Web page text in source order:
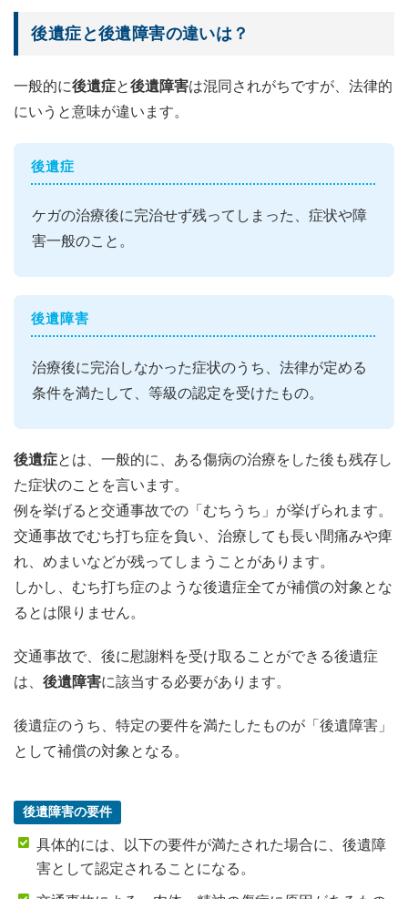
後遺症と後遺障害の違いは？
一般的に後遺症と後遺障害は混同されがちですが、法律的
にいうと意味が違います。
後遺症
ケガの治療後に完治せず残ってしまった、症状や障
害一般のこと。
後遺障害
治療後に完治しなかった症状のうち、法律が定める
条件を満たして、等級の認定を受けたもの。
後遺症とは、一般的に、ある傷病の治療をした後も残存し
た症状のことを言います。
例を挙げると交通事故での「むちうち」が挙げられます。
交通事故でむち打ち症を負い、治療しても長い間痛みや痺
れ、めまいなどが残ってしまうことがあります。
しかし、むち打ち症のような後遺症全てが補償の対象とな
るとは限りません。
交通事故で、後に慰謝料を受け取ることができる後遺症
は、 後遺障害に該当する必要があります。
後遺症のうち、特定の要件を満たしたものが「後遺障害」
として補償の対象となる。
後遺障害の要件
具体的には、以下の要件が満たされた場合に、後遺障
害として認定されることになる。